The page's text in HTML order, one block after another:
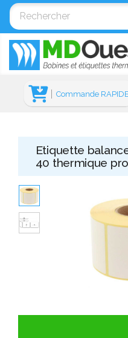
Commande RAPIDE
Etiquette
40 thermique